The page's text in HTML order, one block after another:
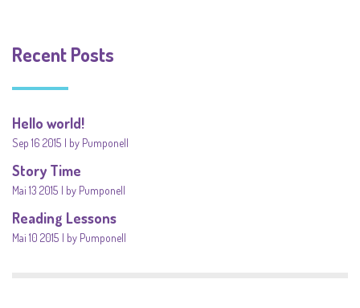
Recent Posts
Hello world!
Sep 16 2015 by Pumponell
Story Time
Mai 13 2015 by Pumponell
Reading Lessons
Mai 10 2015 by Pumponell